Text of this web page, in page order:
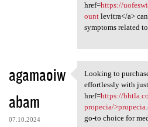
href=https://
ountlevitra</a>
symptoms related
agamaoiw
abam
07.10.2024
Looking to
Looking to
effortlessly with
href=https://
propecia/
go-to choice for